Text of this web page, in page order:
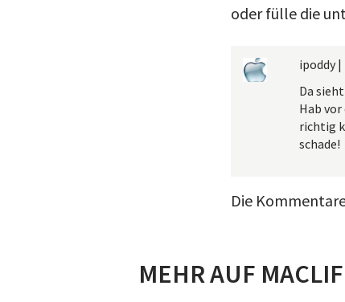
oder fülle die
ipoddy |
Da
Hab
richtig
schade!
Die
MEHR AUF